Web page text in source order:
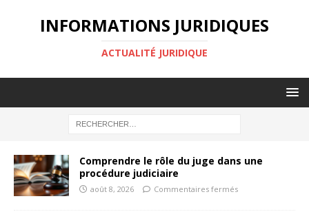
INFORMATIONS JURIDIQUES
ACTUALITÉ JURIDIQUE
Comprendre le rôle du juge dans une
procédure judiciaire
août 8, 2026 Commentaires fermés